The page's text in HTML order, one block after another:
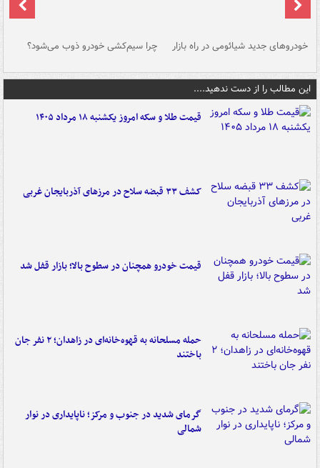
خودروهای جدید شیائومی در راه بازار چرا سیم‌کشی خودرو ذوب می‌شود؟
این مطالب را از دست ندهید....
قیمت طلا و سکه امروز یکشنبه ۱۸ مرداد ۱۴۰۵
کشف ۳۳ قبضه سلاح در مرزهای آذربایجان غربی
قیمت خودرو همچنان در سطوح بالا؛ بازار قفل شد
حمله مسلحانه به قهوه‌خانه‌ای در زاهدان؛ ۲ نفر جان
باختند
گرمای شدید در جنوب و مرکز؛ ناپایداری در نوار
شمالی